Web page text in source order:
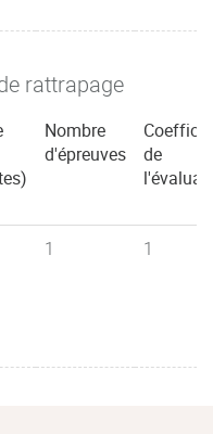
rattrapage
Nombre
d'épreuves
de
1 1